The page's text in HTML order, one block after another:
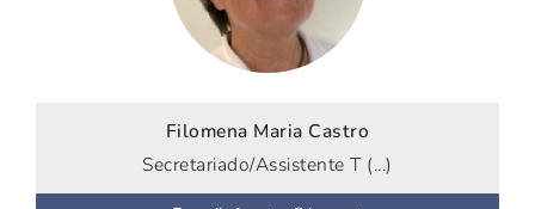
Filomena Maria Castro
Secretariado/Assistente T (...)